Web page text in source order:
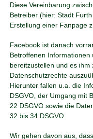
Diese Vereinbarung
Betreiber (hier: Stadt
Erstellung einer Fanpage
Facebook ist danach
Betroffenen Informationen
bereitzustellen und es
Datenschutzrechte
Hierunter fallen u.a. die
DSGVO, der Umgang mit
22 DSGVO sowie die
32 bis 34 DSGVO.
Wir gehen davon aus,